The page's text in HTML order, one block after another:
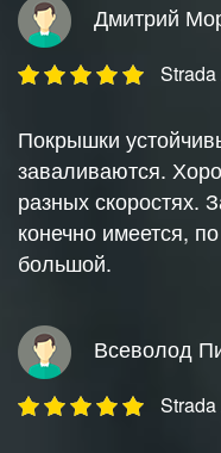
Дмитрий
Покрышки
заваливаются.
разных скоростях.
конечно имеется,
большой.
Всеволод